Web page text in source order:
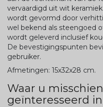
vervaardigd uit wit
wordt gevormd door
wel bekend als steengoed
wordt geleverd inclusief
De bevestigingspunten
gebruiker.
Afmetingen: 15x32x28 cm.
Waar u
geïnteresseerd